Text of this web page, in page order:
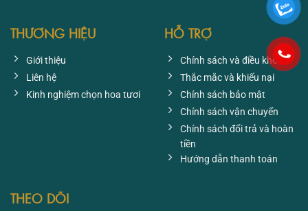
THƯƠNG HIỆU
Giới thiệu
Liên hệ
Kinh nghiệm chọn hoa tươi
HỖ TRỢ
Chính sách và điều khoản
Thắc mắc và khiếu nại
Chính sách bảo mật
Chính sách vận chuyển
Chính sách đổi trả và hoàn
tiền
Hướng dẫn thanh toán
THEO DÕI